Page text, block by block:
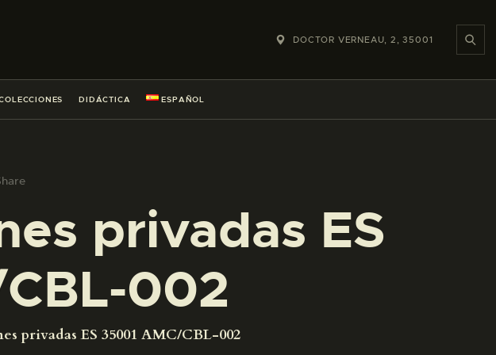
DOCTOR VERNEAU, 2, 35001
DIDÁCTICA ESPAÑOL
privadas ES
002
privadas ES 35001 AMC/CBL-002